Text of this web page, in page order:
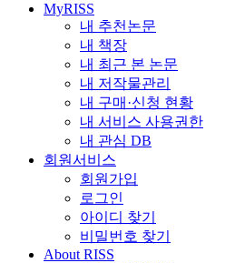
MyRISS
내 추천논문
내 책장
내 최근 본 논문
내 저작물관리
내 구매·신청 현황
내 서비스 사용권한
내 관심 DB
회원서비스
회원가입
로그인
아이디 찾기
비밀번호 찾기
About RISS